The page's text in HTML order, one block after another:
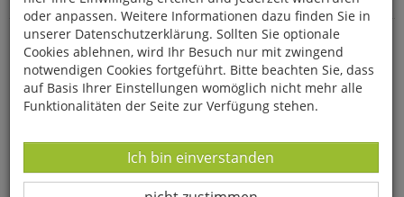
Neue und bewährte Ballspiele
oder anpassen. Weitere Informationen dazu finden Sie in
unserer Datenschutzerklärung. Sollten Sie optionale
Cookies ablehnen, wird Ihr Besuch nur mit zwingend
notwendigen Cookies fortgeführt. Bitte beachten Sie, dass
auf Basis Ihrer Einstellungen womöglich nicht mehr alle
Funktionalitäten der Seite zur Verfügung stehen.
Datenverarbeitung -
Ich bin einverstanden